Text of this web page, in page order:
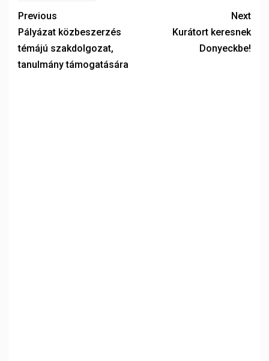
Previous
Pályázat közbeszerzés
témájú szakdolgozat,
tanulmány támogatására
Next
Kurátort keresnek
Donyeckbe!